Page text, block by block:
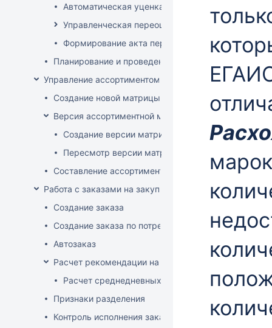
Автоматическая уценка товаров
Управленческая переоценка
Формирование акта переоценки
Планирование и проведение акций
Управление ассортиментом магазинов
Создание новой матрицы
Версия ассортиментной матрицы
Создание версии матрицы
Пересмотр версии матрицы
Составление ассортимента магазина
Работа с заказами на закупку
Создание заказа
Создание заказа по потребностям
Автозаказ
Расчет рекомендации на закупку
Расчет среднедневных продаж
Признаки разделения
Контроль исполнения заказов поставщиком